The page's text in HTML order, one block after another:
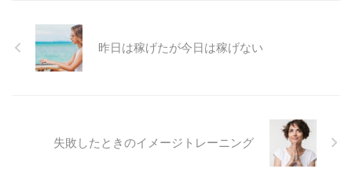
昨日は稼げたが今日は稼げない
失敗したときのイメージトレーニング